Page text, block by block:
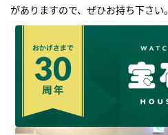
がありますので、ぜひお持ち下さい｡